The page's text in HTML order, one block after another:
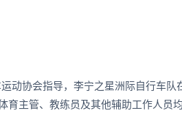
动协会指导，李宁之星洲际自行车
育主管、教练员及其他辅助工作人员